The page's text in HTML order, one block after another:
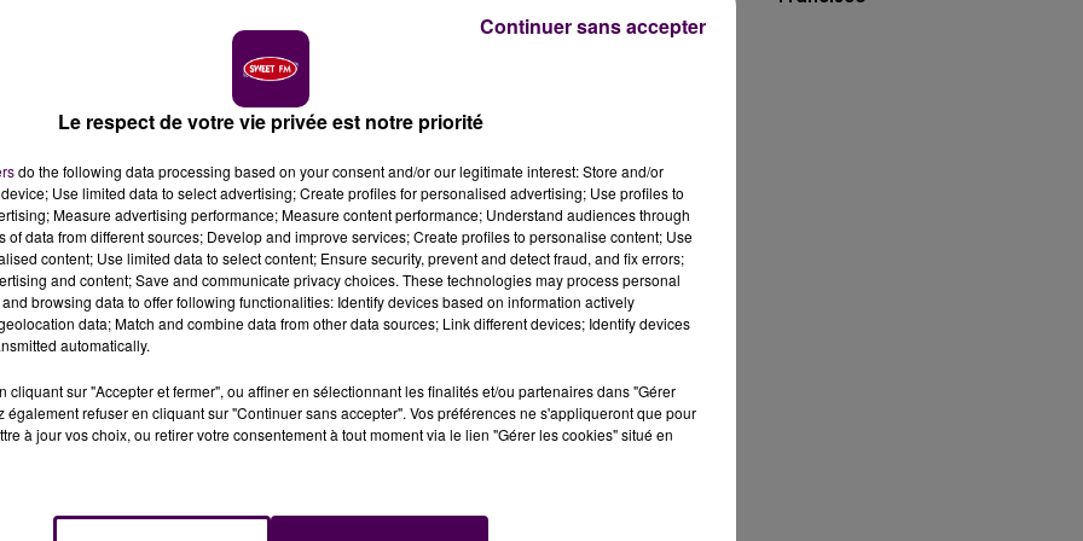
ce mardi 16 octobre près de L'Aigle. Des trains ont
jeudi, le temps de réparer les dégâts et de
octobre près de L’Aigle : un automobiliste roulant
d’un passage à niveau dans l'Eure, près de
sur les voies. Immédiatement, la SNCF fait stopper le
dégager la voiture et d'installer des barrières
sur les rails. L'incident aura retardé deux trains, l'un
routes lui, est plus sensible, puisque le trafic est restée
préfectoral qui a été publié en fin d'après-midi. Une
54. Côté SNCF, une équipe était appelée à intervenir en
Le respect de votre vie privée est notre priorité
do the following data processing based on your consent and/or our legitimate interest: Store and/or
Use limited data to select advertising; Create profiles for personalised advertising; Use profiles to
Measure advertising performance; Measure content performance; Understand audiences through
of data from different sources; Develop and improve services; Create profiles to personalise content; Use
content; Use limited data to select content; Ensure security, prevent and detect fraud, and fix errors;
and content; Save and communicate privacy choices. These technologies may process personal
browsing data to offer following functionalities: Identify devices based on information actively
data; Match and combine data from other data sources; Link different devices; Identify devices
automatically.
cliquant sur "Accepter et fermer", ou affiner en sélectionnant les finalités et/ou partenaires dans "Gérer
également refuser en cliquant sur "Continuer sans accepter". Vos préférences ne s'appliqueront que pour
à jour vos choix, ou retirer votre consentement à tout moment via le lien "Gérer les cookies" situé en
Continuer sans accepter